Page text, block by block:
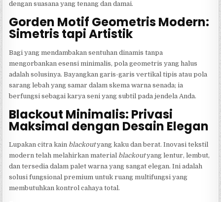
dengan suasana yang tenang dan damai.
Gorden Motif Geometris Modern:
Simetris tapi Artistik
Bagi yang mendambakan sentuhan dinamis tanpa
mengorbankan esensi minimalis, pola geometris yang halus
adalah solusinya. Bayangkan garis-garis vertikal tipis atau pola
sarang lebah yang samar dalam skema warna senada; ia
berfungsi sebagai karya seni yang subtil pada jendela Anda.
Blackout Minimalis: Privasi
Maksimal dengan Desain Elegan
Lupakan citra kain blackoutyang kaku dan berat. Inovasi tekstil
modern telah melahirkan material blackoutyang lentur, lembut,
dan tersedia dalam palet warna yang sangat elegan. Ini adalah
solusi fungsional premium untuk ruang multifungsi yang
membutuhkan kontrol cahaya total.